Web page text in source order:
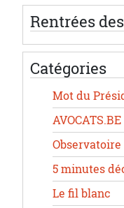
Rentrées
Catégories
Mot du
5 minutes
Le fil blanc